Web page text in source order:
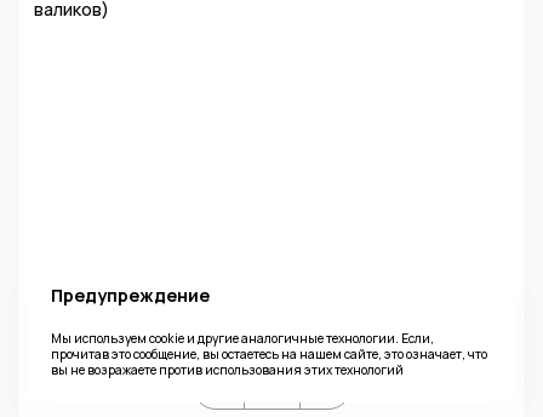
валиков)
Camelgroup
137 см
43 см
Предупреждение
Мы используем cookie и другие аналогичные технологии. Если,
прочитав это сообщение, вы остаетесь на нашем сайте, это означает, что
вы не возражаете против использования этих технологий